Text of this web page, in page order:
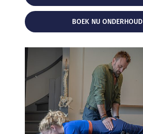
BOEK NU ONDERHOUD